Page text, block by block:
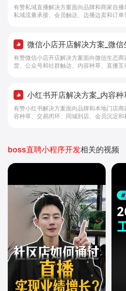
交工具 - 做生意, 找有赞
有赞私域直播解决方案面向品牌和商家自
私域流量承接、会员触达、边播边卖和订
微信小店开店解决方案_微信
经营 - 做生意, 找有赞
有赞微信小店开店解决方案面向微信生态
货、公众号和社群触达、内容种草、直播
小红书开店解决方案_内容种
化工具 - 做生意, 找有赞
有赞小红书解决方案面向品牌和本地门店
容种草、交易闭环、同城到店、会员沉淀
boss直聘小程序开发相关的视频